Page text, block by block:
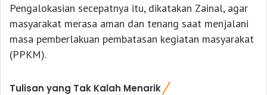
Pengalokasian secepatnya itu, dikatakan Zainal, agar
masyarakat merasa aman dan tenang saat menjalani
masa pemberlakuan pembatasan kegiatan masyarakat
(PPKM).
Tulisan yang Tak Kalah Menarik